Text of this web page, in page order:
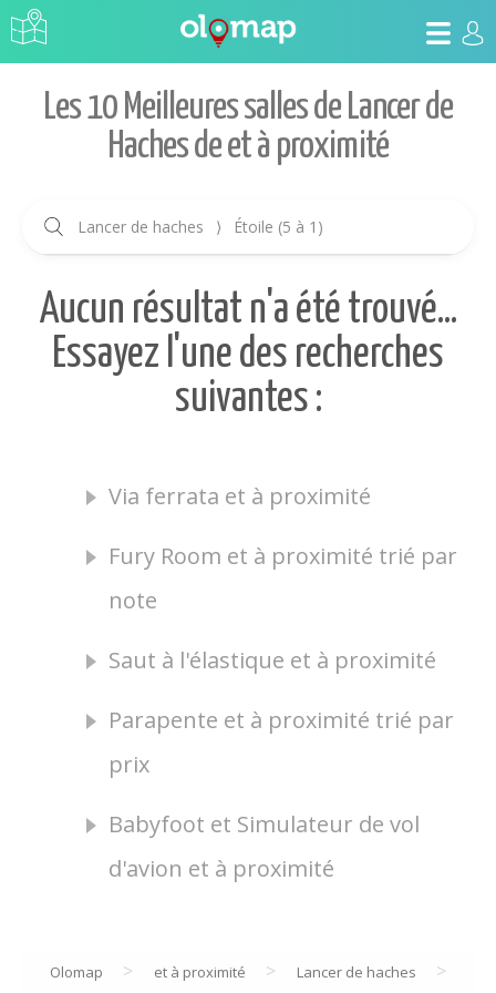
Les 10 Meilleures salles de Lancer de
Haches de et à proximité
Lancer de haches ⟩ Étoile (5 à 1)
Aucun résultat n'a été trouvé...
Essayez l'une des recherches
suivantes :
Via ferrata et à proximité
Fury Room et à proximité trié par
note
Saut à l'élastique et à proximité
Parapente et à proximité trié par
prix
Babyfoot et Simulateur de vol
d'avion et à proximité
Olomap > et à proximité > Lancer de haches >